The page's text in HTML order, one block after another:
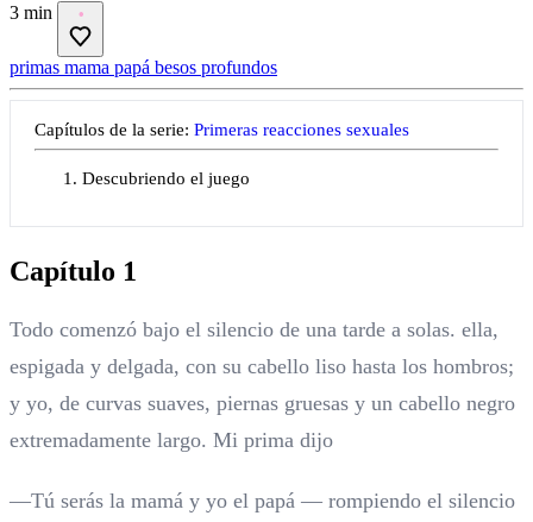
3 min
primas mama papá besos profundos
Capítulos de la serie: Primeras reacciones sexuales
Descubriendo el juego
Capítulo 1
Todo comenzó bajo el silencio de una tarde a solas. ella,
espigada y delgada, con su cabello liso hasta los hombros;
y yo, de curvas suaves, piernas gruesas y un cabello negro
extremadamente largo. Mi prima dijo
—Tú serás la mamá y yo el papá — rompiendo el silencio